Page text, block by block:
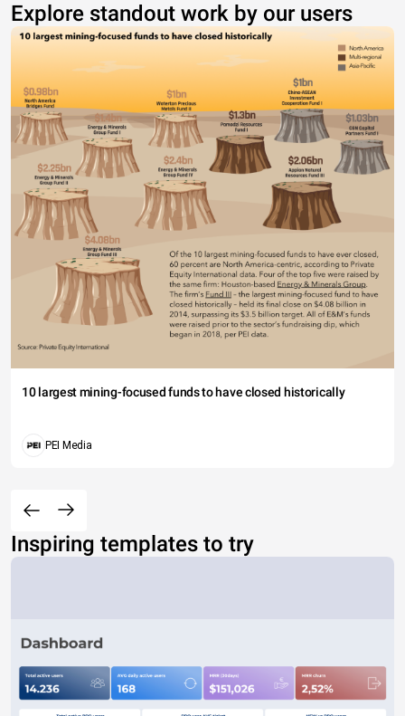
Explore standout work by our users
10 largest mining-focused funds to have closed historically
PEI Media
Inspiring templates to try